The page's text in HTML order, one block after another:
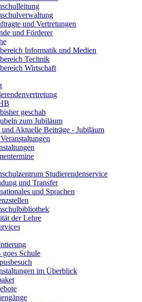
und Vertretungen
und Förderer
Informatik und Medien
Technik
Wirtschaft
geschah
zum Jubiläum
Aktuelle Beiträge - Jubiläum
Studierendenservice
und Transfer
und Sprachen
der Lehre
Schule
im Überblick